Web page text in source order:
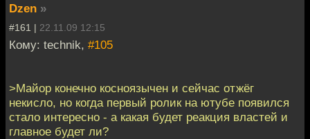
Dzen »
#161 | 22.11.09 12:15
Кому: technik, #105
>Майор конечно косноязычен и сейчас отжёг
некисло, но когда первый ролик на ютубе появился
стало интересно - а какая будет реакция властей и
главное будет ли?